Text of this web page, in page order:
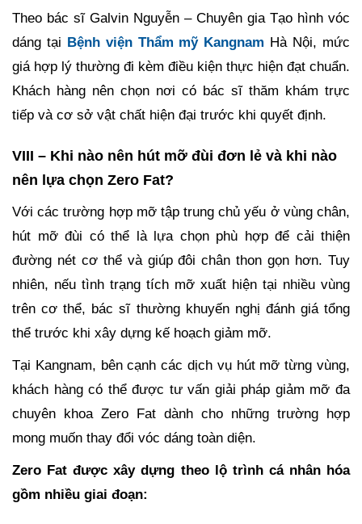
Theo bác sĩ Galvin Nguyễn – Chuyên gia Tạo hình vóc
dáng tại Bệnh viện Thẩm mỹ Kangnam Hà Nội, mức
giá hợp lý thường đi kèm điều kiện thực hiện đạt chuẩn.
Khách hàng nên chọn nơi có bác sĩ thăm khám trực
tiếp và cơ sở vật chất hiện đại trước khi quyết định.
VIII – Khi nào nên hút mỡ đùi đơn lẻ và khi nào
nên lựa chọn Zero Fat?
Với các trường hợp mỡ tập trung chủ yếu ở vùng chân,
hút mỡ đùi có thể là lựa chọn phù hợp để cải thiện
đường nét cơ thể và giúp đôi chân thon gọn hơn. Tuy
nhiên, nếu tình trạng tích mỡ xuất hiện tại nhiều vùng
trên cơ thể, bác sĩ thường khuyến nghị đánh giá tổng
thể trước khi xây dựng kế hoạch giảm mỡ.
Tại Kangnam, bên cạnh các dịch vụ hút mỡ từng vùng,
khách hàng có thể được tư vấn giải pháp giảm mỡ đa
chuyên khoa Zero Fat dành cho những trường hợp
mong muốn thay đổi vóc dáng toàn diện.
Zero Fat được xây dựng theo lộ trình cá nhân hóa
gồm nhiều giai đoạn: